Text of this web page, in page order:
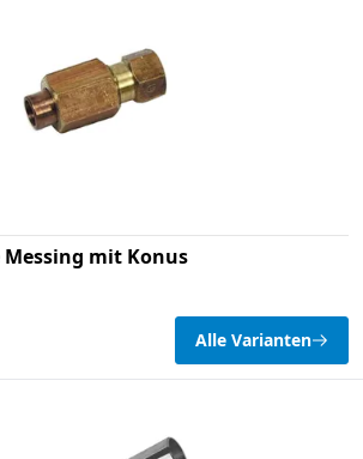
mit Konus
Alle Varianten